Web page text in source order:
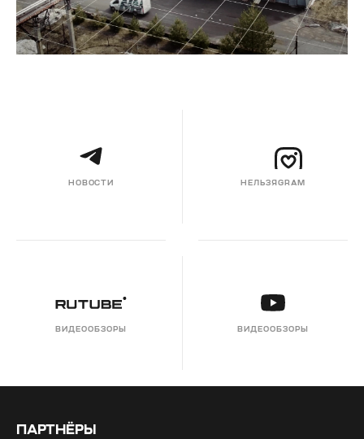
НОВОСТИ НЕЛЬЗЯGRAM
ВИДЕООБЗОРЫ ВИДЕООБЗОРЫ
ПАРТНЁРЫ